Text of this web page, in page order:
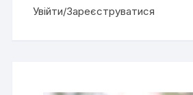
Увійти/Зареєструватися